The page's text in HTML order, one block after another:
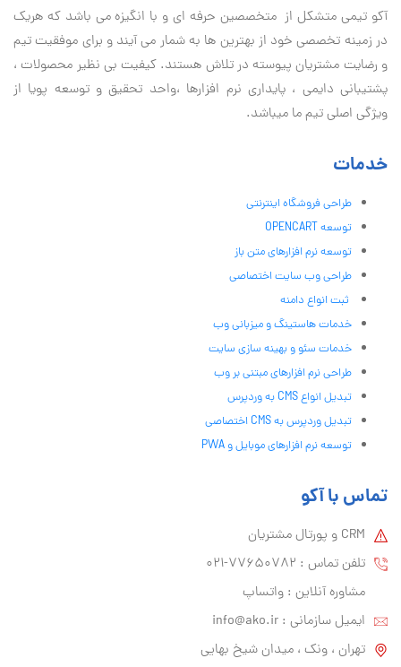
آكو تيمی متشکل از متخصصین حرفه ای و با انگیزه می باشد که هریک
در زمینه تخصصی خود از بهترین ها به شمار می آیند و برای موفقیت تيم
و رضایت مشتریان پیوسته در تلاش هستند. کیفیت بی نظير محصولات ،
پشتیبانی دايمی ، پایداری نرم افزارها ،واحد تحقیق و توسعه پویا از
ویژگی اصلی تیم ما میباشد.
خدمات
طراحی فروشگاه اینترنتی
توسعه OPENCART
توسعه نرم افزارهای متن باز
طراحی وب سایت اختصاصی
ثبت انواع دامنه
خدمات هاستینگ و میزبانی وب
خدمات سئو و بهینه سازی سایت
طراحی نرم افزارهای مبتنی بر وب
تبدیل انواع CMS به وردپرس
تبدیل وردپرس به CMS اختصاصی
توسعه نرم افزارهای موبایل و PWA
تماس با آکو
CRM و پورتال مشتریان
تلفن تماس :‌ 77650782-021
مشاوره آنلاین : واتساپ
ایمیل سازمانی :‌ info@ako.ir
تهران ، ونک ، میدان شیخ بهایی